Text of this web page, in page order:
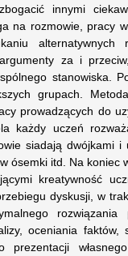
innymi
na rozmowie, pracy
za i
stanowiska.
grupach.
prowadzących do
każdy uczeń
siadają dwójkami
ósemki itd. Na koniec
kreatywność
dyskusji, w
oceniania
prezentacji